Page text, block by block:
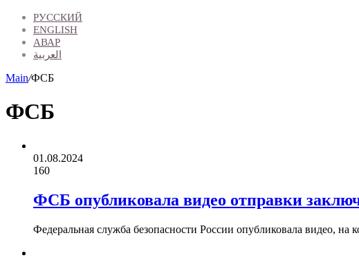
РУССКИЙ
ENGLISH
АВАР
العربية
Main/ФСБ
ФСБ
01.08.2024
160
ФСБ опубликовала видео отправки
Федеральная служба безопасности России опубликовала видео,